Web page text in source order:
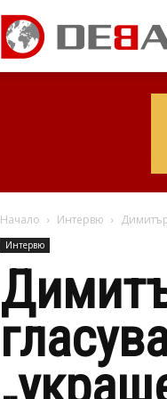
Начало Интервю
Интервю